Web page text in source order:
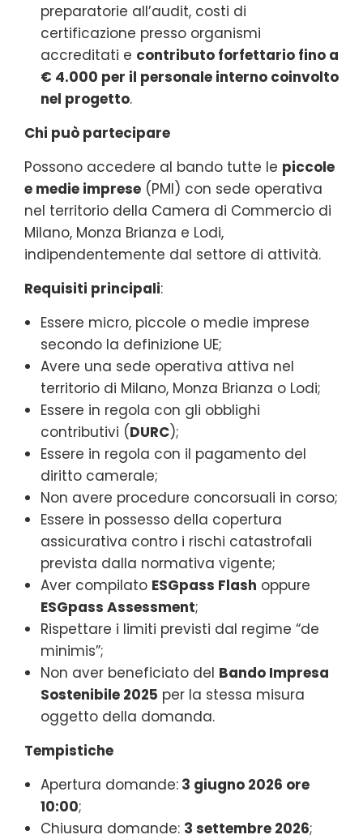
preparatorie all’audit, costi di
certificazione presso organismi
accreditati e contributo forfettario fino a
€ 4.000 per il personale interno coinvolto
nel progetto.
Chi può partecipare
Possono accedere al bando tutte le piccole
e medie imprese (PMI) con sede operativa
nel territorio della Camera di Commercio di
Milano, Monza Brianza e Lodi,
indipendentemente dal settore di attività.
Requisiti principali:
Essere micro, piccole o medie imprese
secondo la definizione UE;
Avere una sede operativa attiva nel
territorio di Milano, Monza Brianza o Lodi;
Essere in regola con gli obblighi
contributivi (DURC);
Essere in regola con il pagamento del
diritto camerale;
Non avere procedure concorsuali in corso;
Essere in possesso della copertura
assicurativa contro i rischi catastrofali
prevista dalla normativa vigente;
Aver compilato ESGpass Flash oppure
ESGpass Assessment;
Rispettare i limiti previsti dal regime “de
minimis”;
Non aver beneficiato del Bando Impresa
Sostenibile 2025 per la stessa misura
oggetto della domanda.
Tempistiche
Apertura domande: 3 giugno 2026 ore
10:00;
Chiusura domande: 3 settembre 2026;